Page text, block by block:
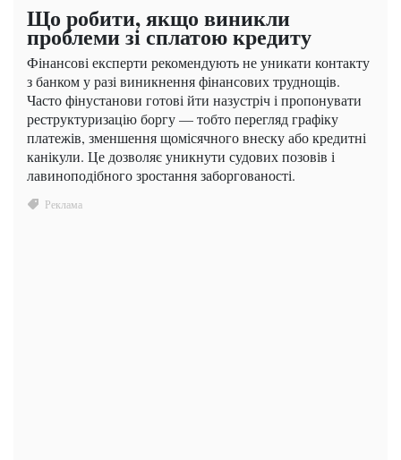
Що робити, якщо виникли
проблеми зі сплатою кредиту
Фінансові експерти рекомендують не уникати контакту
з банком у разі виникнення фінансових труднощів.
Часто фінустанови готові йти назустріч і пропонувати
реструктуризацію боргу — тобто перегляд графіку
платежів, зменшення щомісячного внеску або кредитні
канікули. Це дозволяє уникнути судових позовів і
лавиноподібного зростання заборгованості.